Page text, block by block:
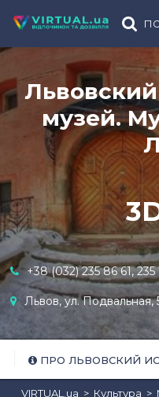
музей.
+38 (032) 235 86 61,
Львов, ул. Подвальная,
ПРО ЛЬВОВСКИЙ
VIRTUAL.ua Культура